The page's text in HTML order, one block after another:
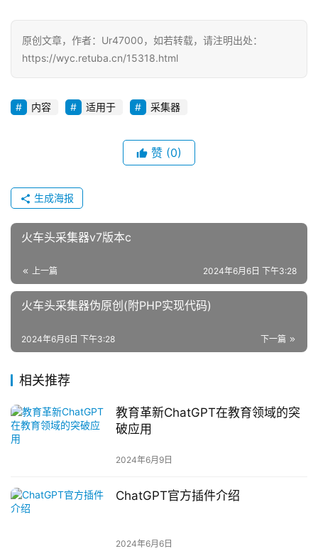
原创文章，作者：Ur47000，如若转载，请注明出处：
https://wyc.retuba.cn/15318.html
内容 适用于 采集器
赞 (0)
生成海报
火车头采集器v7版本c
上一篇 2024年6月6日 下午3:28
火车头采集器伪原创(附PHP实现代码)
下一篇
2024年6月6日 下午3:28
相关推荐
教育革新ChatGPT在教育领域的突
破应用
2024年6月9日
ChatGPT官方插件介绍
2024年6月6日